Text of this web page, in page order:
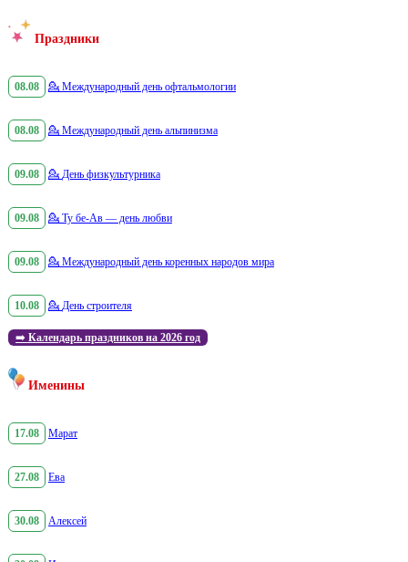
Праздники
08.08 💁 Международный день офтальмологии
08.08 💁 Международный день альпинизма
09.08 💁 День физкультурника
09.08 💁 Ту бе-Ав — день любви
09.08 💁 Международный день коренных народов мира
10.08 💁 День строителя
➡️ Календарь праздников на 2026 год
Именины
17.08 Марат
27.08 Ева
30.08 Алексей